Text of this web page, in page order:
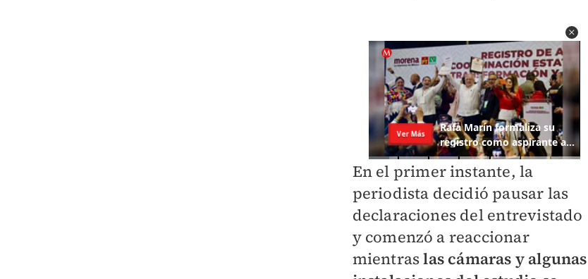
En el primer instante, la
periodista decidió pausar las
declaraciones delentrevistado
y comenzó a reaccionar
mientraslas cámaras y algunas